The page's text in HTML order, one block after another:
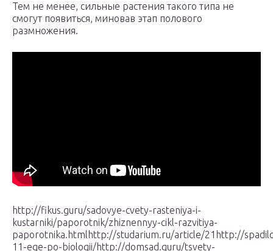
Тем не менее, сильные растения такого типа не
смогут появиться, миновав этап полового
размножения.
http://fikus.guru/sadovye-cvety-rasteniya-i-
kustarniki/paporotnik/zhiznennyy-cikl-razvitiya-
paporotnika.htmlhttp://studarium.ru/article/21http://
11-ege-po-biologii/http://domsad.guru/tsvety-